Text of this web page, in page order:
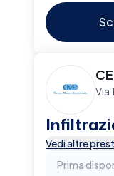
Via
Vedi altre
Prima